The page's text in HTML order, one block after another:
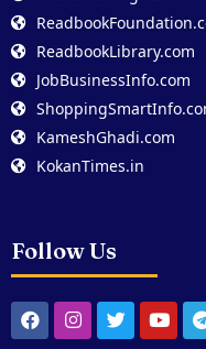
ReadbookLibrary.com
JobBusinessInfo.com
KameshGhadi.com
KokanTimes.in
Follow Us